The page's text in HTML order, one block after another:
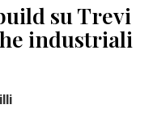
su Trevi
industriali